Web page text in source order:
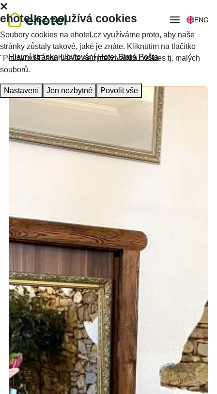
ENG
Hlavní stránka Ubytování Hotel Stará Pošta
ehotel.cz používá cookies
Soubory cookies na ehotel.cz využíváme proto, aby naše
stránky zůstaly takové, jaké je znáte. Kliknutím na tlačítko
"Povolit vše" souhlasíte se zpracováním cookies tj. malých
souborů.
Nastavení Jen nezbytné Povolit vše